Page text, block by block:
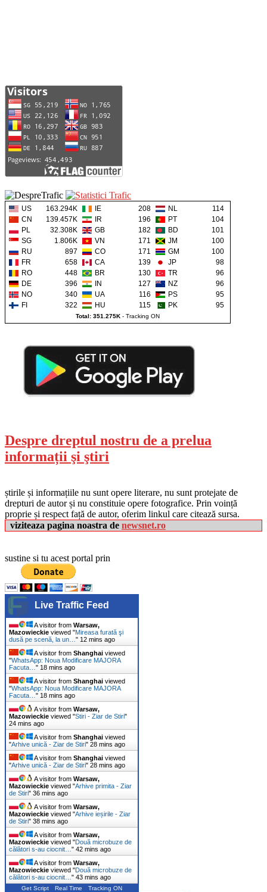
US 163.294K IE 208 NL
114
CN
139.457K IR 196 PT
104
PL
32.308K GB 182 BD
101
SG
1.806K VN 171 JM
100
RU
897 CO 171 GM
100
FR
658 CA 139 JP
98
RO
448 BR 130 TR
96
DE
396 IN 127 NZ
96
NO
340 UA 116 PS
95
FI
322 HU 115 PK 95
Total: 351.275K - Tracking ON
Despre dreptul nostru de a prelua
informații şi ştiri
știrile și informațiile nu sunt opere literare, nu sunt protejate de
drepturi de autor și nu constituie opere fotografice. Prin voință
proprie și respect față de autor, oferim linkul care citează sursa.
viziteaza pagina noastra de newsnet.ro
sustine si tu acest portal prin
Live Traffic Feed
A visitor from Warsaw,
Mazowieckie viewed "Mireasa furată şi
dusă pe scenă, la un… " 12 mins ago
A visitor from Shanghai viewed
"WhatsApp: Noua Modificare MAJORA
Facuta… " 18 mins ago
A visitor from Shanghai viewed
"WhatsApp: Noua Modificare MAJORA
Facuta… " 18 mins ago
A visitor from Warsaw,
Mazowieckie viewed "Stiri - Ziar de Stiri"
24 mins ago
A visitor from Shanghai viewed
"Arhive unică - Ziar de Stiri" 28 mins ago
A visitor from Shanghai viewed
"Arhive unică - Ziar de Stiri" 28 mins ago
A visitor from Warsaw,
Mazowieckie viewed "Arhive primita - Ziar
de Stiri" 36 mins ago
A visitor from Warsaw,
Mazowieckie viewed "Arhive ieșirile - Ziar
de Stiri" 38 mins ago
A visitor from Warsaw,
Mazowieckie viewed "Două microbuze de
călători s-au ciocnit… " 42 mins ago
A visitor from Warsaw,
Mazowieckie viewed "Două microbuze de
călători s-au ciocnit… " 43 mins ago
Get Script Real Time Tracking ON